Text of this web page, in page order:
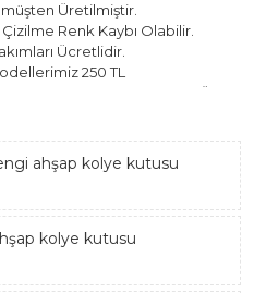
Üretilmiştir.
Renk Kaybı Olabilir.
Ücretlidir.
250 TL
Modellerimiz 150 TL Sabit Ücret
ahşap kolye kutusu
kolye kutusu